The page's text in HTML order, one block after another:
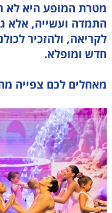
מטרת המופע היא לא
התמדה ועשייה, אלא
לקריאה, ולהזכיר
חדש ומופלא.
מאחלים לכם צפייה